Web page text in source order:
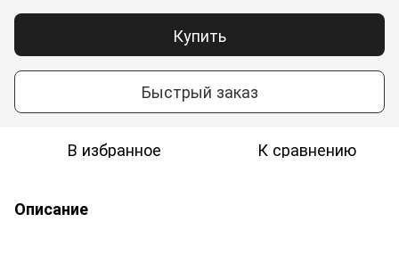
Купить
Быстрый заказ
В избранное К сравнению
Описание